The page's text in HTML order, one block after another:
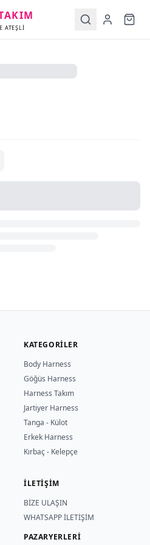
ATEŞLİ
KATEGORILER
Body Harness
Göğüs Harness
Harness Takım
Jartiyer Harness
Tanga - Külot
Erkek Harness
Kırbaç - Kelepçe
İLETİŞİM
BİZE ULAŞIN
WHATSAPP İLETİŞİM
PAZARYERLERİ